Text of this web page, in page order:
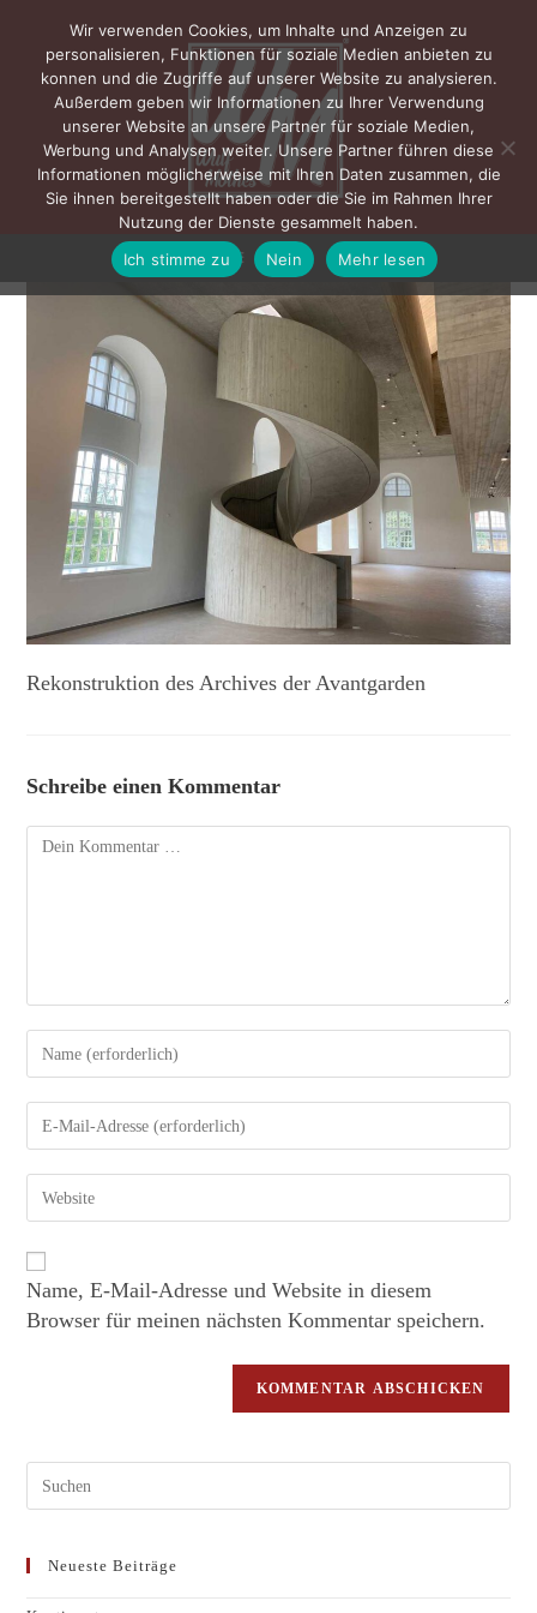
MENÜ
Rekonstruktion des Archives der Avantgarden
Schreibe einen Kommentar
Name, E-Mail-Adresse und Website in diesem
Browser für meinen nächsten Kommentar speichern.
Neueste Beiträge
Wir verwenden Cookies, um Inhalte und Anzeigen zu
personalisieren, Funktionen für soziale Medien anbieten zu
konnen und die Zugriffe auf unserer Website zu analysieren.
Außerdem geben wir Informationen zu Ihrer Verwendung
unserer Website an unsere Partner für soziale Medien,
Werbung und Analysen weiter. Unsere Partner führen diese
Informationen möglicherweise mit Ihren Daten zusammen, die
Sie ihnen bereitgestellt haben oder die Sie im Rahmen Ihrer
Nutzung der Dienste gesammelt haben.
Ich stimme zu
Nein Mehr lesen